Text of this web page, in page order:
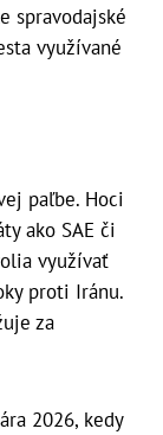
spravodajské
využívané
paľbe. Hoci
ako SAE či
využívať
proti Iránu.
za
2026, kedy